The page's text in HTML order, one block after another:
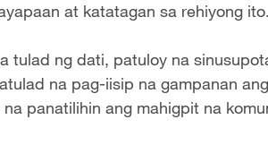
at katatagan sa rehiyong ito.
tulad ng dati, patuloy na
na pag-iisip na gampanan
na panatilihin ang mahigpit na